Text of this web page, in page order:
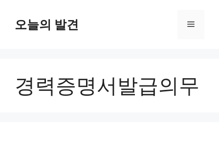
오늘의 발견 메
경력증명서발급의무